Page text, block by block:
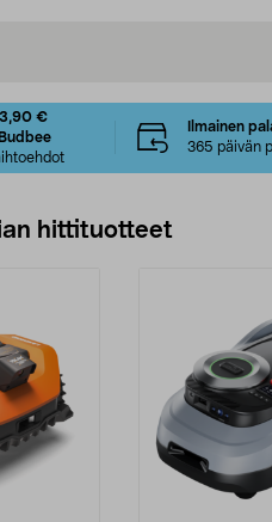
3,90 €
Ilmainen
365 päivän
hittituotteet